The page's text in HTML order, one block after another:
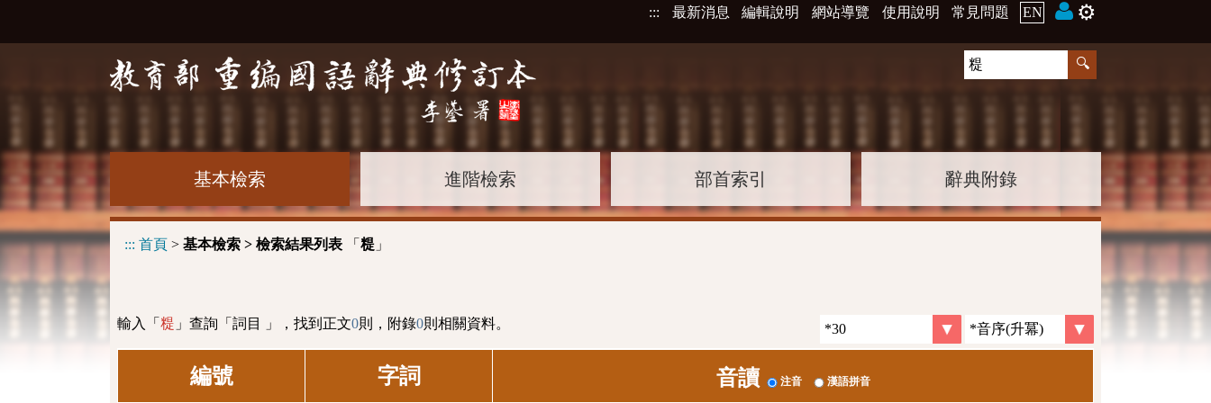
::: 最新消息 編輯說明 網站導覽 使用說明 常見問題 EN ⚙️
基本檢索 進階檢索 部首索引 辭典附錄
::: 首頁 > 基本檢索 > 檢索結果列表 「 䊓 」
輸入「 䊓 」查詢「詞目 」，找到正文0則，附錄0則相關資料。
編號 字詞 音讀 注音 漢語拼音